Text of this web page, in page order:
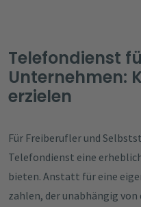
Telefondienst
Unternehmen:
erzielen
Für Freiberufler und
Telefondienst eine
bieten. Anstatt für eine
zahlen, der unabhängig